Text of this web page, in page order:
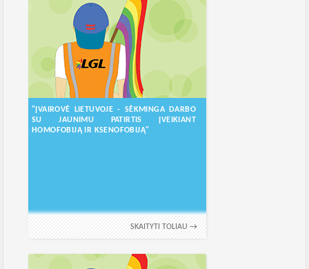
"ĮVAIROVĖ LIETUVOJE - SĖKMINGA DARBO
SU JAUNIMU PATIRTIS ĮVEIKIANT
HOMOFOBIJĄ IR KSENOFOBIJĄ"
SKAITYTI TOLIAU →